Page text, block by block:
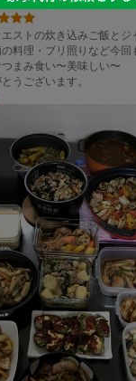
ストの炊き込みご飯とジ
料理・ブリ照りなど今回
まみ食い〜美味しい〜
うございます。